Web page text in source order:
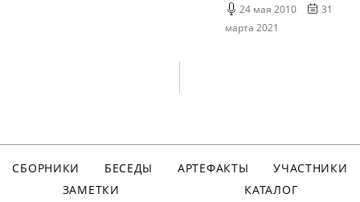
24 мая 2010
31
марта 2021
СБОРНИКИ БЕСЕДЫ АРТЕФАКТЫ
УЧАСТНИКИ
ЗАМЕТКИ
КАТАЛОГ